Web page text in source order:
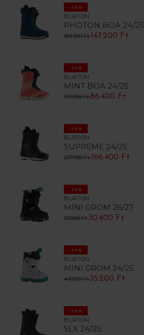
-20%
BURTON
PHOTON BOA 24/25
183.990 Ft 147.200 Ft
-20%
BURTON
MINT BOA 24/25
107.990 Ft86.400 Ft
-20%
BURTON
SUPREME 24/25
207.990 Ft 166.400 Ft
-20%
BURTON
MINI GROM 26/27
37.990 Ft30.400 Ft
-20%
BURTON
MINI GROM 24/25
43.990 Ft35.200 Ft
-20%
BURTON
SLX 24/25